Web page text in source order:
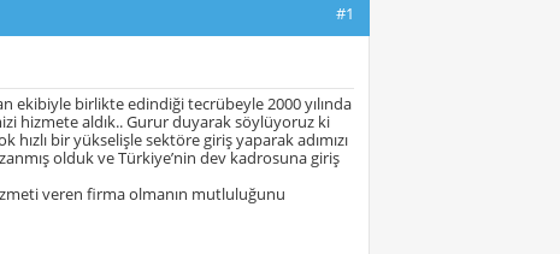
#1
ekibiyle birlikte edindiği tecrübeyle 2000 yılında
hizmete aldık.. Gurur duyarak söylüyoruz ki
hızlı bir yükselişle sektöre giriş yaparak adımızı
olduk ve Türkiye’nin dev kadrosuna giriş
veren firma olmanın mutluluğunu